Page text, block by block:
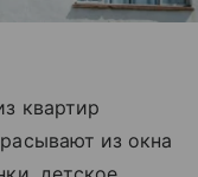
квартир
из окна